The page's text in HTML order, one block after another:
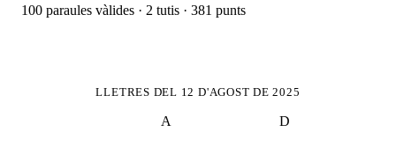
100 paraules vàlides · 2 tutis · 381 punts
LLETRES DEL 12 D'AGOST DE 2025
A D